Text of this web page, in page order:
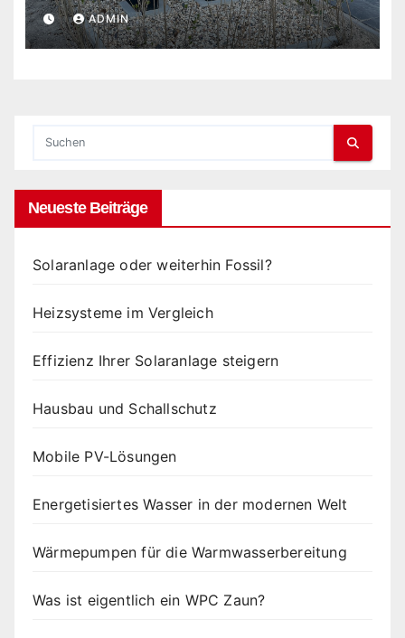
ADMIN
Neueste Beiträge
Solaranlage oder weiterhin Fossil?
Heizsysteme im Vergleich
Effizienz Ihrer Solaranlage steigern
Hausbau und Schallschutz
Mobile PV-Lösungen
Energetisiertes Wasser in der modernen Welt
Wärmepumpen für die Warmwasserbereitung
Was ist eigentlich ein WPC Zaun?